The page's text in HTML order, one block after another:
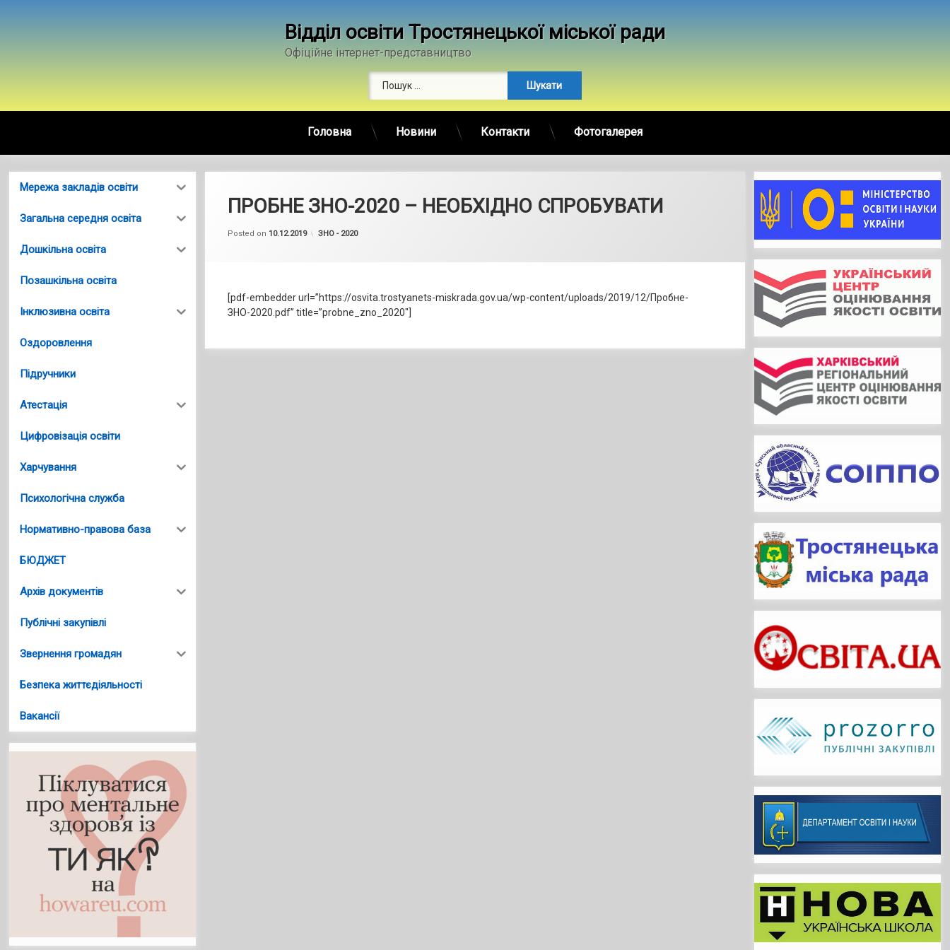
Відділ освіти Тростянецької міської ради
Офіційне інтернет-представництво
Пошук:
Головна Новини Контакти Фотогалерея
ПРОБНЕ ЗНО-2020 – НЕОБХІДНО СПРОБУВАТИ
Posted on 10.12.2019
by admin
Categories:
ЗНО - 2020
[pdf-embedder url=”https://osvita.trostyanets-miskrada.gov.ua/wp-content/uploads/2019/12/Пробне-
ЗНО-2020.pdf” title=”probne_zno_2020″]
Мережа закладів освіти
Загальна середня освіта
Дошкільна освіта
Позашкільна освіта
Інклюзивна освіта
Оздоровлення
Підручники
Атестація
Цифровізація освіти
Харчування
Психологічна служба
Нормативно-правова база
БЮДЖЕТ
Архів документів
Публічні закупівлі
Звернення громадян
Безпека життєдіяльності
Вакансії